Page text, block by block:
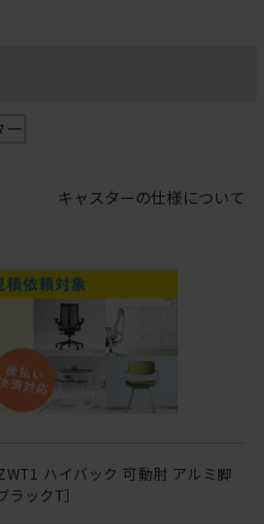
ー
キャスターの仕様について
ハイバック 可動肘 アルミ脚
ックT］